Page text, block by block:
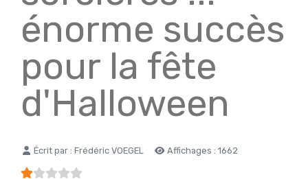
énorme succès
pour la fête
d'Halloween
Détails
Écrit par : Frédéric VOEGEL Affichages : 1662
Vote utilisateur: